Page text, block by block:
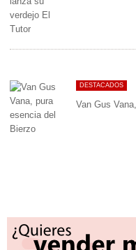
DESTACADOS
Van Gus